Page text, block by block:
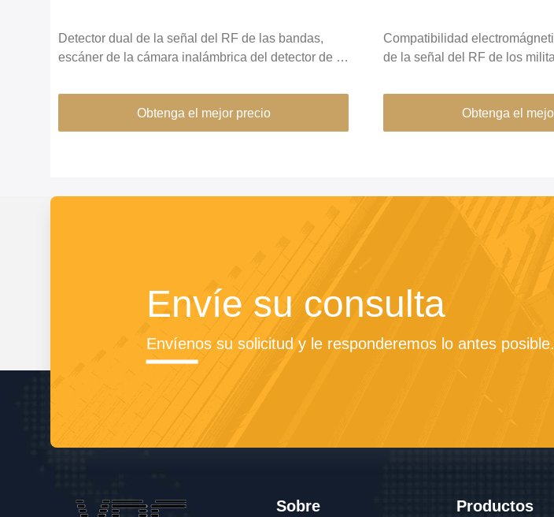
Detector dual de la señal del RF de las bandas,
escáner de la cámara inalámbrica del detector de la
Obtenga el mejor precio
Compatibilidad
de la señal del RF de los
Obtenga el
Envíe su consulta
Envíenos su solicitud y le responderemos lo antes posible.
Sobre Productos